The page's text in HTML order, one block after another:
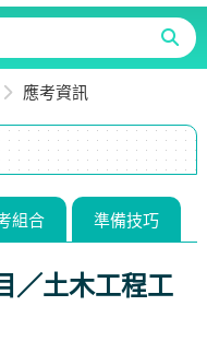
應考資訊
組合 準備技巧
／土木工程工